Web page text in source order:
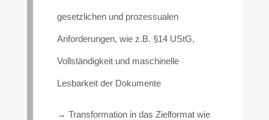
gesetzlichen und prozessualen
Anforderungen, wie z.B. §14 UStG,
Vollständigkeit und maschinelle
Lesbarkeit der Dokumente
→ Transformation in das Zielformat wie